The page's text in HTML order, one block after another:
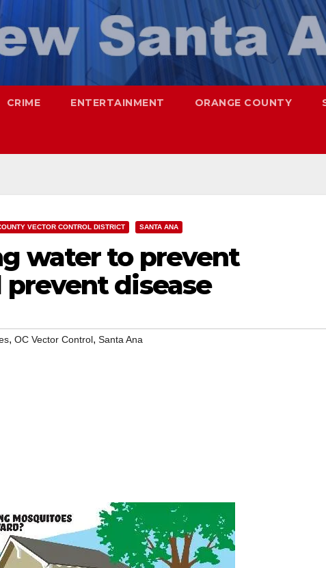
CRIME ENTERTAINMENT ORANGE COUNTY
VECTOR CONTROL DISTRICT SANTA ANA
water to prevent
disease
, OC Vector Control, Santa Ana